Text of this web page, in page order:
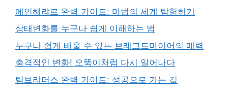
에인헤랴르 완벽 가이드: 마법의 세계 탐험하기
상태변화를 누구나 쉽게 이해하는 법
누구나 쉽게 배울 수 있는 브래그드마이어의 매력
충격적인 변화! 오뚝이처럼 다시 일어나다
팀브라더스 완벽 가이드: 성공으로 가는 길